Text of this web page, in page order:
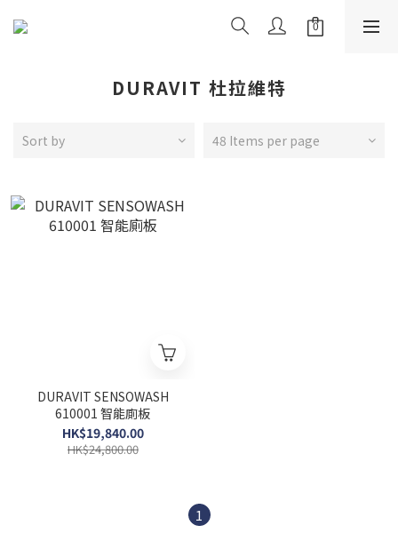
DURAVIT 杜拉維特
Sort by 48 Items per page
DURAVIT SENSOWASH
610001 智能廁板
HK$19,840.00
HK$24,800.00
1